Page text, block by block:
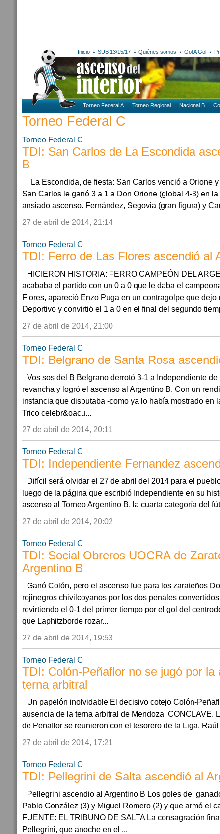
Inicio SUB 13/15/17 Quiénes somos Gol A Gol
Torneo Federal A Torneo Regional Nacional B
Torneo Federal C
Torneo Federal C
TDI: San Carlos de La Escondida
B
La Escondida, de fiesta: San Carlos venció a Orione y
San Carlos le ganó 3 a 1 a Don Orione (global 4-3) en
ansiado ascenso. Fernández, Segovia (gran figura) y
27 de abril de 2014, 21:14
Torneo Federal C
TDI: Ferro de Las Flores ascendió al
HICIERON HISTORIA: FERRO CAMPEÓN DEL
acababa el partido con un 0 a 0 que le daba el
Flores, apareció Enzo Puga en un contragolpe que dejo
Deportivo y convirtió el 1 a 0 en el final del segundo
27 de abril de 2014, 21:00
Torneo Federal C
TDI: Belgrano de Santa Rosa
Vos sos del B Belgrano derrotó 3-1 a Independiente
revancha y logró el ascenso al Argentino B. Con un
instancia que disputaba -como ya lo había mostrado en
Trico celebr&oacu...
27 de abril de 2014, 20:11
Torneo Federal C
TDI: Independiente Fernandez
Difícil será olvidar el 27 de abril del 2014 para el
luego de la página que escribió Independiente en su
ascenso al Torneo Argentino B, la cuarta categoría del
27 de abril de 2014, 20:02
Torneo Federal C
TDI: Social Obreros UOCRA de
Argentino B
Ganó Colón, pero el ascenso fue para los zarateños
rojinegros chivilcoyanos por los dos penales
revirtiendo el 0-1 del primer tiempo por el gol del
que Laphitzborde rozar...
27 de abril de 2014, 19:53
Torneo Federal C
TDI: Colón-Peñaflor no se jugó por la
terna arbitral
Un papelón inolvidable El decisivo cotejo Colón-
ausencia de la terna arbitral de Mendoza. CONCLAVE.
de Peñaflor se reunieron con el tesorero de la Liga,
27 de abril de 2014, 17:21
Torneo Federal C
TDI: Pellegrini de Salta ascendió al
Pellegrini ascendio al Argentino B Los goles del
Pablo González (3) y Miguel Romero (2) y que armó el
FUENTE: EL TRIBUNO DE SALTA La consagración
Pellegrini, que anoche en el ...